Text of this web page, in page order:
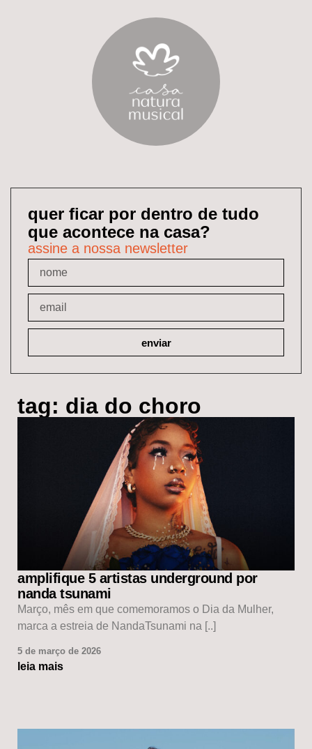
quer ficar por dentro de tudo
que acontece na casa?
assine a nossa newsletter
enviar
tag: dia do choro
amplifique 5 artistas underground por
nanda tsunami
Março, mês em que comemoramos o Dia da Mulher,
marca a estreia de NandaTsunami na [..]
5 de março de 2026
leia mais